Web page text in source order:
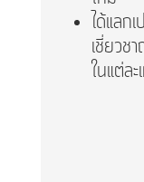
ได้แลก
เชี่ยวช
ในแต่ล